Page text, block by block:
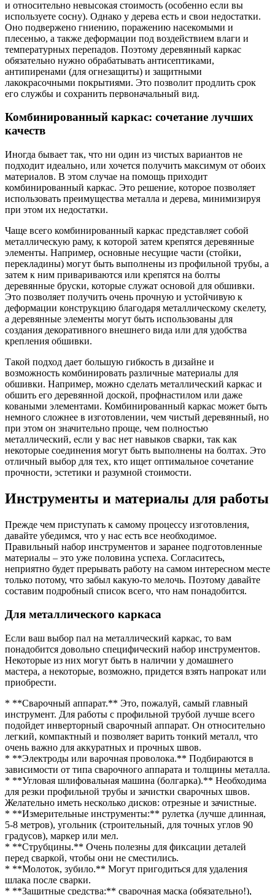
и относительно невысокая стоимость (особенно если вы
используете сосну). Однако у дерева есть и свои недостатки.
Оно подвержено гниению, поражению насекомыми и
плесенью, а также деформации под воздействием влаги и
температурных перепадов. Поэтому деревянный каркас
обязательно нужно обрабатывать антисептиками,
антипиренами (для огнезащиты) и защитными
лакокрасочными покрытиями. Это позволит продлить срок
его службы и сохранить первоначальный вид.
Комбинированный каркас: сочетание лучших
качеств
Иногда бывает так, что ни один из чистых вариантов не
подходит идеально, или хочется получить максимум от обоих
материалов. В этом случае на помощь приходит
комбинированный каркас. Это решение, которое позволяет
использовать преимущества металла и дерева, минимизируя
при этом их недостатки.
Чаще всего комбинированный каркас представляет собой
металлическую раму, к которой затем крепятся деревянные
элементы. Например, основные несущие части (стойки,
перекладины) могут быть выполнены из профильной трубы, а
затем к ним привариваются или крепятся на болты
деревянные бруски, которые служат основой для обшивки.
Это позволяет получить очень прочную и устойчивую к
деформации конструкцию благодаря металлическому скелету,
а деревянные элементы могут быть использованы для
создания декоративного внешнего вида или для удобства
крепления обшивки.
Такой подход дает большую гибкость в дизайне и
возможность комбинировать различные материалы для
обшивки. Например, можно сделать металлический каркас и
обшить его деревянной доской, профнастилом или даже
коваными элементами. Комбинированный каркас может быть
немного сложнее в изготовлении, чем чистый деревянный, но
при этом он значительно проще, чем полностью
металлический, если у вас нет навыков сварки, так как
некоторые соединения могут быть выполнены на болтах. Это
отличный выбор для тех, кто ищет оптимальное сочетание
прочности, эстетики и разумной стоимости.
Инструменты и материалы для работы
Прежде чем приступать к самому процессу изготовления,
давайте убедимся, что у нас есть все необходимое.
Правильный набор инструментов и заранее подготовленные
материалы – это уже половина успеха. Согласитесь,
неприятно будет прерывать работу на самом интересном месте
только потому, что забыл какую-то мелочь. Поэтому давайте
составим подробный список всего, что нам понадобится.
Для металлического каркаса
Если ваш выбор пал на металлический каркас, то вам
понадобится довольно специфический набор инструментов.
Некоторые из них могут быть в наличии у домашнего
мастера, а некоторые, возможно, придется взять напрокат или
приобрести.
* **Сварочный аппарат.** Это, пожалуй, самый главный
инструмент. Для работы с профильной трубой лучше всего
подойдет инверторный сварочный аппарат. Он относительно
легкий, компактный и позволяет варить тонкий металл, что
очень важно для аккуратных и прочных швов.
* **Электроды или варочная проволока.** Подбираются в
зависимости от типа сварочного аппарата и толщины металла.
* **Угловая шлифовальная машина (болгарка).** Необходима
для резки профильной трубы и зачистки сварочных швов.
Желательно иметь несколько дисков: отрезные и зачистные.
* **Измерительные инструменты:** рулетка (лучше длинная,
5-8 метров), угольник (строительный, для точных углов 90
градусов), маркер или мел.
* **Струбцины.** Очень полезны для фиксации деталей
перед сваркой, чтобы они не сместились.
* **Молоток, зубило.** Могут пригодиться для удаления
шлака после сварки.
* **Защитные средства:** сварочная маска (обязательно!),